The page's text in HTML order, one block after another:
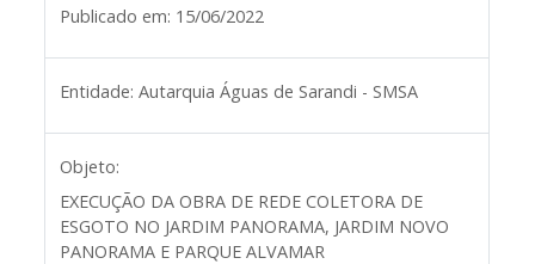
Publicado em: 15/06/2022
Entidade: Autarquia Águas de Sarandi - SMSA
Objeto:
EXECUÇÃO DA OBRA DE REDE COLETORA DE
ESGOTO NO JARDIM PANORAMA, JARDIM NOVO
PANORAMA E PARQUE ALVAMAR